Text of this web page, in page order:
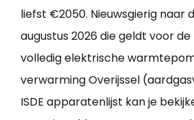
liefst €2050. Nieuwsgierig naar
augustus 2026 die geldt voor
volledig elektrische
verwarming Overijssel
ISDE apparatenlijst kan je